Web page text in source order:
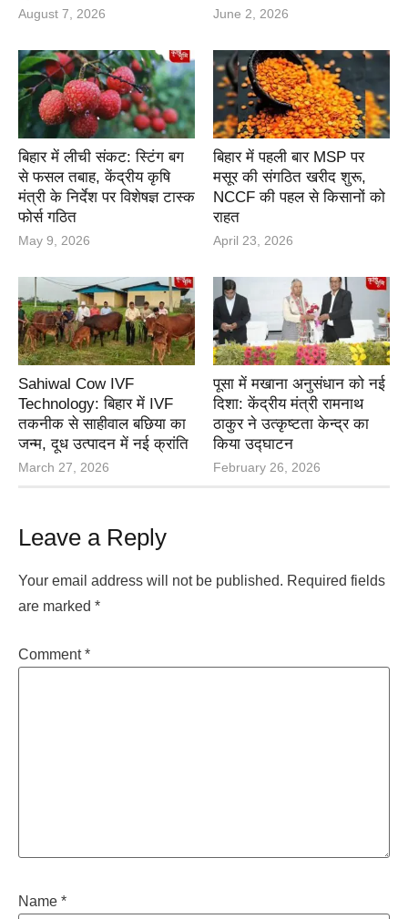
August 7, 2026 June 2, 2026
बिहार में लीची संकट: स्टिंग बग
से फसल तबाह, केंद्रीय कृषि
मंत्री के निर्देश पर विशेषज्ञ टास्क
फोर्स गठित
May 9, 2026
बिहार में पहली बार MSP पर
मसूर की संगठित खरीद शुरू,
NCCF की पहल से किसानों को
राहत
April 23, 2026
Sahiwal Cow IVF
Technology: बिहार में IVF
तकनीक से साहीवाल बछिया का
जन्म, दूध उत्पादन में नई क्रांति
March 27, 2026
पूसा में मखाना अनुसंधान को नई
दिशा: केंद्रीय मंत्री रामनाथ
ठाकुर ने उत्कृष्टता केन्द्र का
किया उद्घाटन
February 26, 2026
Leave a Reply
Your email address will not be published. Required fields
are marked *
Comment*
Name *